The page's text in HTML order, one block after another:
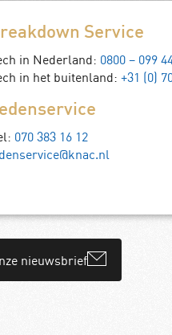
Service
in Nederland: 0800 – 099
in het buitenland: +31 (0)
070 383 16 12
nieuwsbrief